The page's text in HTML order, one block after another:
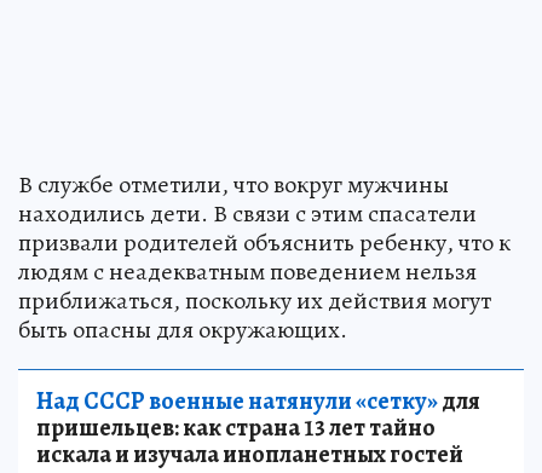
В службе отметили, что вокруг мужчины
находились дети. В связи с этим спасатели
призвали родителей объяснить ребенку, что к
людям с неадекватным поведением нельзя
приближаться, поскольку их действия могут
быть опасны для окружающих.
Над СССР военные натянули «сетку»для
пришельцев: как страна 13 лет тайно
искала и изучала инопланетных гостей